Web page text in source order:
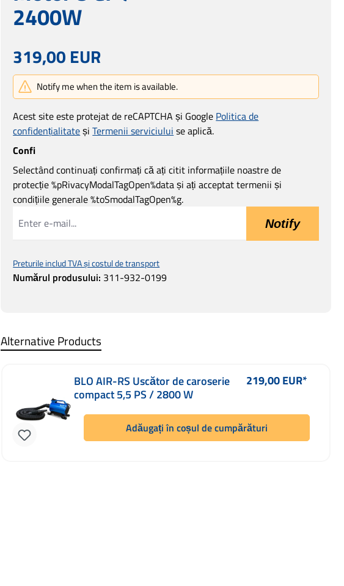
2400W
Preț obișnuit:
319,00 EUR
Preturile includ TVA și costul de transport
Numărul produsului: 311-932-0199
Notify me when the item is available.
Acest site este protejat de reCAPTCHA și Google Politica de
confidențialitateșiTermenii serviciului se aplică.
Confi
Selectând continuați confirmați că ați citit informațiile noastre de
protecție %pRivacyModalTagOpen%data și ați acceptat termenii și
condițiile generale %toSmodalTagOpen%g.
Notify
Alternative Products
BLO AIR-RS Uscător de caroserie
compact 5,5 PS / 2800 W
Preț obișnuit:
219,00 EUR*
Adăugați în coșul de cumpărături